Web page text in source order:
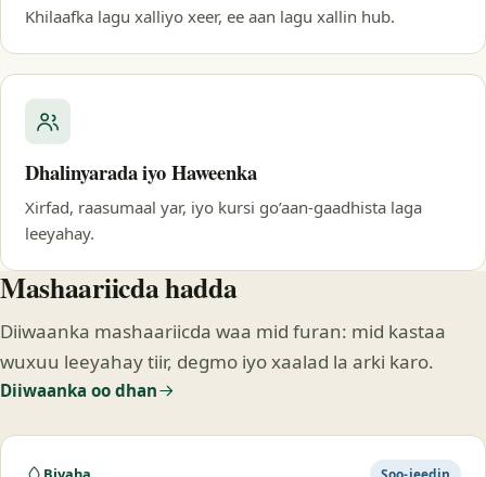
Khilaafka lagu xalliyo xeer, ee aan lagu xallin hub.
Dhalinyarada iyo Haweenka
Xirfad, raasumaal yar, iyo kursi go’aan-gaadhista laga
leeyahay.
Mashaariicda hadda
Diiwaanka mashaariicda waa mid furan: mid kastaa
wuxuu leeyahay tiir, degmo iyo xaalad la arki karo.
Diiwaanka oo dhan
Soo-jeedin